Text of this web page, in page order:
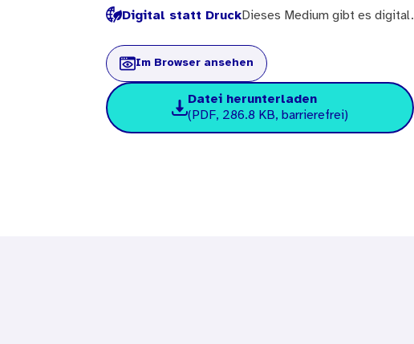
Digital statt DruckDieses Medium gibt es digital.
Im Browser ansehen
Datei herunterladen
(PDF, 286.8 KB, barrierefrei)